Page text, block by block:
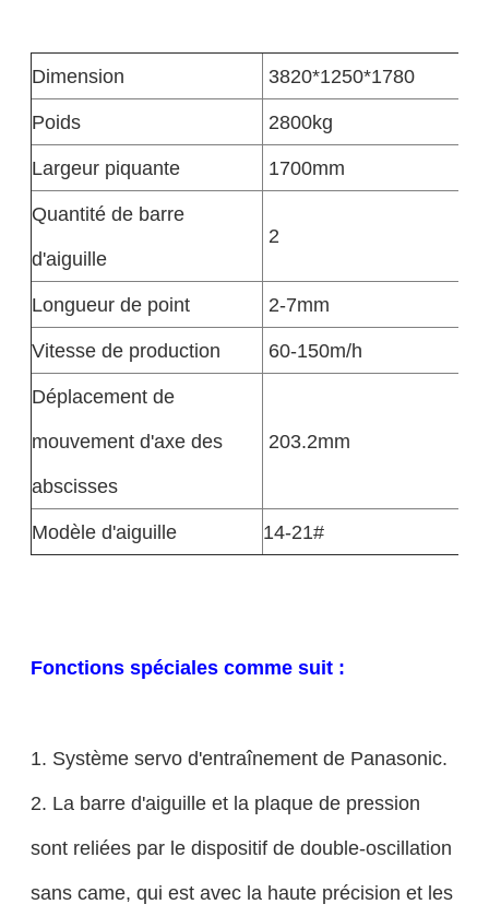
Dimension
3820*1250*1780
Poids
2800kg
Largeur piquante
1700mm
Quantité de barre
d'aiguille
2
Longueur de point
2-7mm
Vitesse de production
60-150m/h
Déplacement de
mouvement d'axe des
abscisses
203.2mm
Modèle d'aiguille 14-21#
Fonctions spéciales comme suit :
1. Système servo d'entraînement de Panasonic.
2. La barre d'aiguille et la plaque de pression
sont reliées par le dispositif de double-oscillation
sans came, qui est avec la haute précision et les